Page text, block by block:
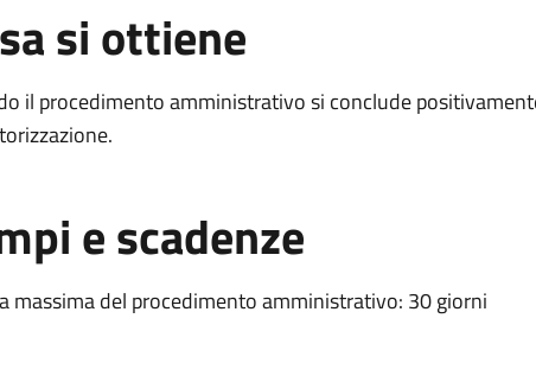
si ottiene
il procedimento amministrativo si conclude
e scadenze
massima del procedimento amministrativo: 30 giorni